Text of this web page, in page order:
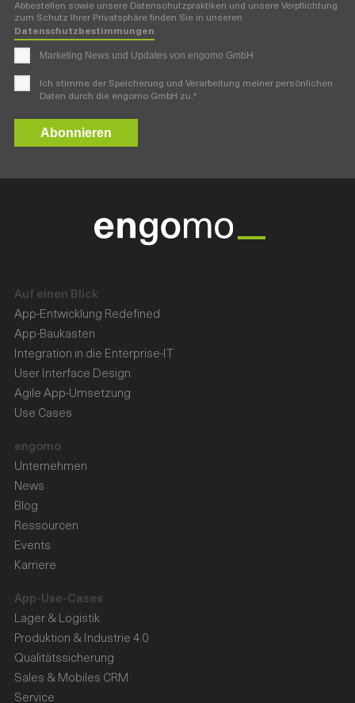
Abbestellen sowie unsere Datenschutzpraktiken und unsere Verpflichtung
zum Schutz Ihrer Privatsphäre finden Sie in unseren
Datenschutzbestimmungen.
Marketing News und Updates von engomo GmbH
Ich stimme der Speicherung und Verarbeitung meiner persönlichen
Daten durch die engomo GmbH zu.*
Auf einen Blick
App-Entwicklung Redefined
App-Baukasten
Integration in die Enterprise-IT
User Interface Design
Agile App-Umsetzung
Use Cases
App-Use-Cases
Lager & Logistik
Produktion & Industrie 4.0
Qualitätssicherung
Sales & Mobiles CRM
Service
engomo
Unternehmen
News
Blog
Ressourcen
Events
Karriere